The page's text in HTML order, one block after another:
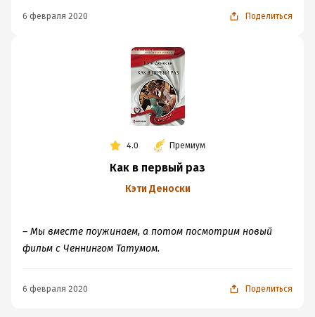
6 февраля 2020 Поделиться
4.0 Премиум
Как в первый раз
Кэти Деноски
– Мы вместе поужинаем, а потом посмотрим новый
фильм с Ченнингом Татумом.
6 февраля 2020 Поделиться